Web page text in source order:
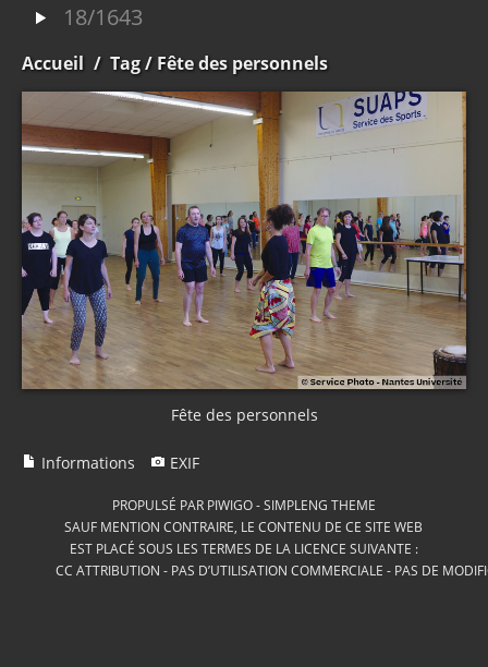
18/1643
Accueil / Tag/ Fête des personnels
Fête des personnels
Informations EXIF
PROPULSÉ PAR PIWIGO-SIMPLENG THEME
SAUF MENTION CONTRAIRE, LE CONTENU DE CE SITE WEB
EST PLACÉ SOUS LES TERMES DE LA LICENCE SUIVANTE :
CC ATTRIBUTION - PAS D’UTILISATION COMMERCIALE - PAS DE